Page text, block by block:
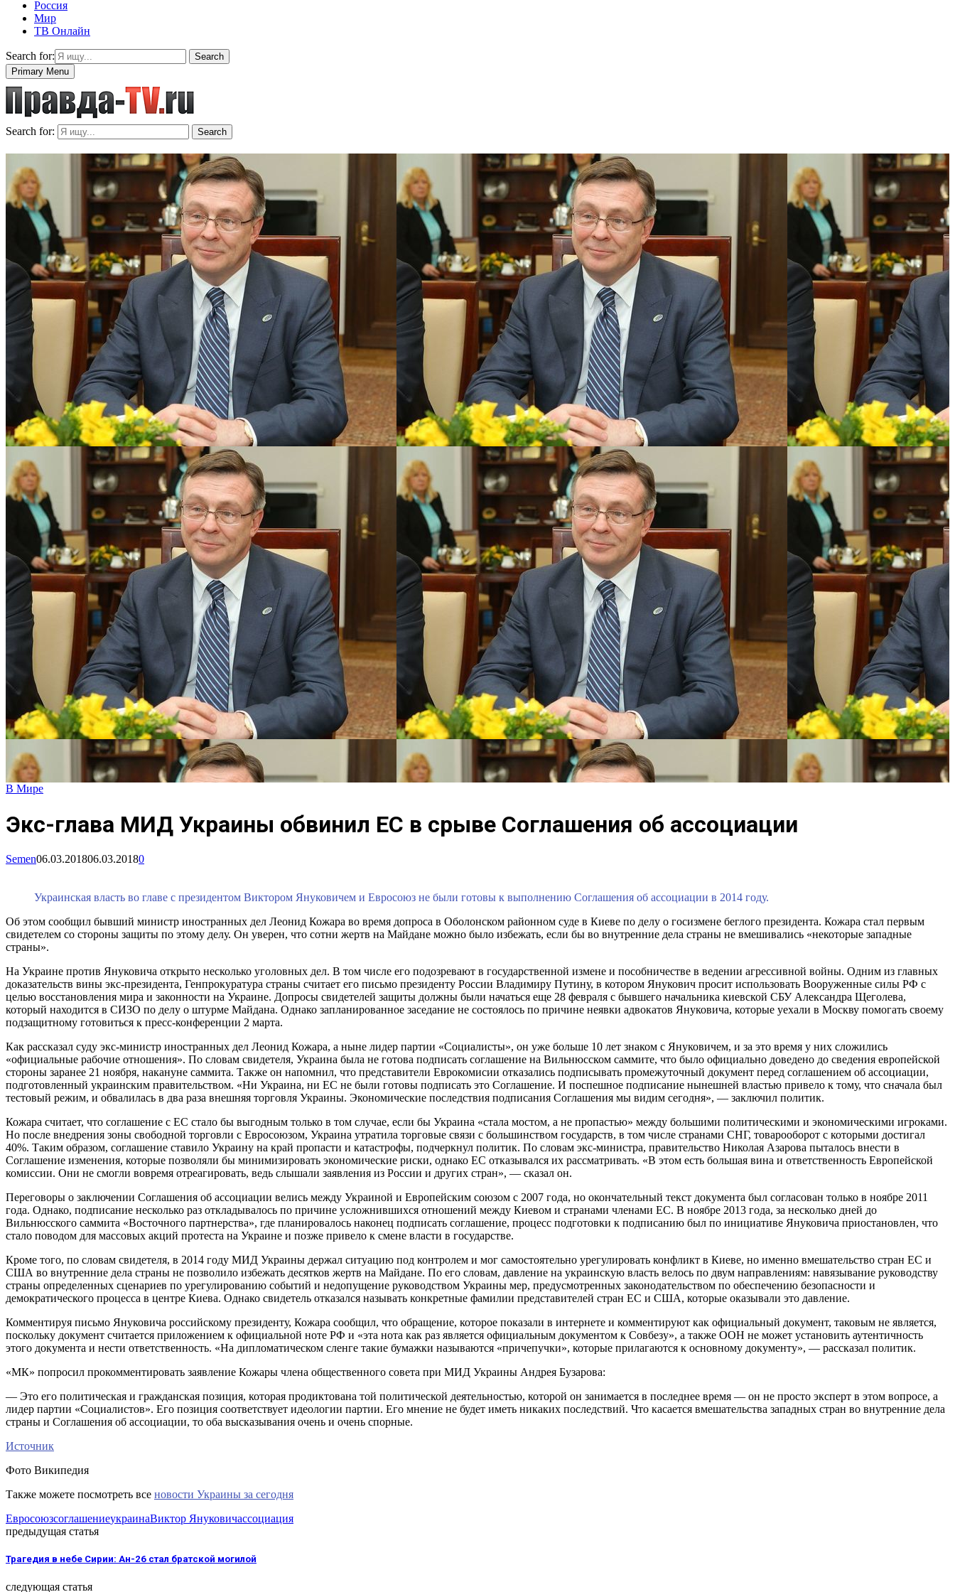
Россия
Мир
ТВ Онлайн
Search for:
Search
Primary Menu
Search for: Search
В Мире
Экс-глава МИД Украины обвинил ЕС в срыве Соглашения об ассоциации
Semen06.03.201806.03.20180
Украинская власть во главе с президентом Виктором Януковичем и Евросоюз не были готовы к выполнению Cоглашения об ассоциации в 2014 году.
Об этом сообщил бывший министр иностранных дел Леонид Кожара во время допроса в Оболонском районном суде в Киеве по делу о госизмене беглого президента. Кожара стал первым
свидетелем со стороны защиты по этому делу. Он уверен, что сотни жертв на Майдане можно было избежать, если бы во внутренние дела страны не вмешивались «некоторые западные
страны».
На Украине против Януковича открыто несколько уголовных дел. В том числе его подозревают в государственной измене и пособничестве в ведении агрессивной войны. Одним из главных
доказательств вины экс-президента, Генпрокуратура страны считает его письмо президенту России Владимиру Путину, в котором Янукович просит использовать Вооруженные силы РФ с
целью восстановления мира и законности на Украине. Допросы свидетелей защиты должны были начаться еще 28 февраля с бывшего начальника киевской СБУ Александра Щеголева,
который находится в СИЗО по делу о штурме Майдана. Однако запланированное заседание не состоялось по причине неявки адвокатов Януковича, которые уехали в Москву помогать своему
подзащитному готовиться к пресс-конференции 2 марта.
Как рассказал суду экс-министр иностранных дел Леонид Кожара, а ныне лидер партии «Социалисты», он уже больше 10 лет знаком с Януковичем, и за это время у них сложились
«официальные рабочие отношения». По словам свидетеля, Украина была не готова подписать соглашение на Вильнюсском саммите, что было официально доведено до сведения европейской
стороны заранее 21 ноября, накануне саммита. Также он напомнил, что представители Еврокомисии отказались подписывать промежуточный документ перед соглашением об ассоциации,
подготовленный украинским правительством. «Ни Украина, ни ЕС не были готовы подписать это Соглашение. И поспешное подписание нынешней властью привело к тому, что сначала был
тестовый режим, и обвалилась в два раза внешняя торговля Украины. Экономические последствия подписания Соглашения мы видим сегодня», — заключил политик.
Кожара считает, что соглашение с ЕС стало бы выгодным только в том случае, если бы Украина «стала мостом, а не пропастью» между большими политическими и экономическими игроками.
Но после внедрения зоны свободной торговли с Евросоюзом, Украина утратила торговые связи с большинством государств, в том числе странами СНГ, товарооборот с которыми достигал
40%. Таким образом, соглашение ставило Украину на край пропасти и катастрофы, подчеркнул политик. По словам экс-министра, правительство Николая Азарова пыталось внести в
Соглашение изменения, которые позволяли бы минимизировать экономические риски, однако ЕС отказывался их рассматривать. «В этом есть большая вина и ответственность Европейской
комиссии. Они не смогли вовремя отреагировать, ведь слышали заявления из России и других стран», — сказал он.
Переговоры о заключении Соглашения об ассоциации велись между Украиной и Европейским союзом с 2007 года, но окончательный текст документа был согласован только в ноябре 2011
года. Однако, подписание несколько раз откладывалось по причине усложнившихся отношений между Киевом и странами членами ЕС. В ноябре 2013 года, за несколько дней до
Вильнюсского саммита «Восточного партнерства», где планировалось наконец подписать соглашение, процесс подготовки к подписанию был по инициативе Януковича приостановлен, что
стало поводом для массовых акций протеста на Украине и позже привело к смене власти в государстве.
Кроме того, по словам свидетеля, в 2014 году МИД Украины держал ситуацию под контролем и мог самостоятельно урегулировать конфликт в Киеве, но именно вмешательство стран ЕС и
США во внутренние дела страны не позволило избежать десятков жертв на Майдане. По его словам, давление на украинскую власть велось по двум направлениям: навязывание руководству
страны определенных сценариев по урегулированию событий и недопущение руководством Украины мер, предусмотренных законодательством по обеспечению безопасности и
демократического процесса в центре Киева. Однако свидетель отказался называть конкретные фамилии представителей стран ЕС и США, которые оказывали это давление.
Комментируя письмо Януковича российскому президенту, Кожара сообщил, что обращение, которое показали в интернете и комментируют как официальный документ, таковым не является,
поскольку документ считается приложением к официальной ноте РФ и «эта нота как раз является официальным документом к Совбезу», а также ООН не может установить аутентичность
этого документа и нести ответственность. «На дипломатическом сленге такие бумажки называются «причепучки», которые прилагаются к основному документу», — рассказал политик.
«МК» попросил прокомментировать заявление Кожары члена общественного совета при МИД Украины Андрея Бузарова:
— Это его политическая и гражданская позиция, которая продиктована той политической деятельностью, которой он занимается в последнее время — он не просто эксперт в этом вопросе, а
лидер партии «Социалистов». Его позиция соответствует идеологии партии. Его мнение не будет иметь никаких последствий. Что касается вмешательства западных стран во внутренние дела
страны и Соглашения об ассоциации, то оба высказывания очень и очень спорные.
Источник
Фото Википедия
Также можете посмотреть все новости Украины за сегодня
ЕвросоюзсоглашениеукраинаВиктор Януковичассоциация
предыдущая статья
Трагедия в небе Сирии: Ан-26 стал братской могилой
следующая статья